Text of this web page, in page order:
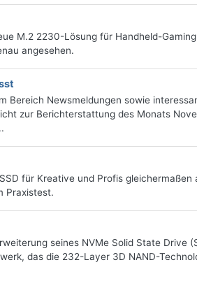
M.2 2230-Lösung für Handheld-
angesehen.
Bereich Newsmeldungen sowie
zur Berichterstattung des Monats
für Kreative und Profis gleichermaßen
Praxistest.
seines NVMe Solid State Drive
das die 232-Layer 3D NAND-